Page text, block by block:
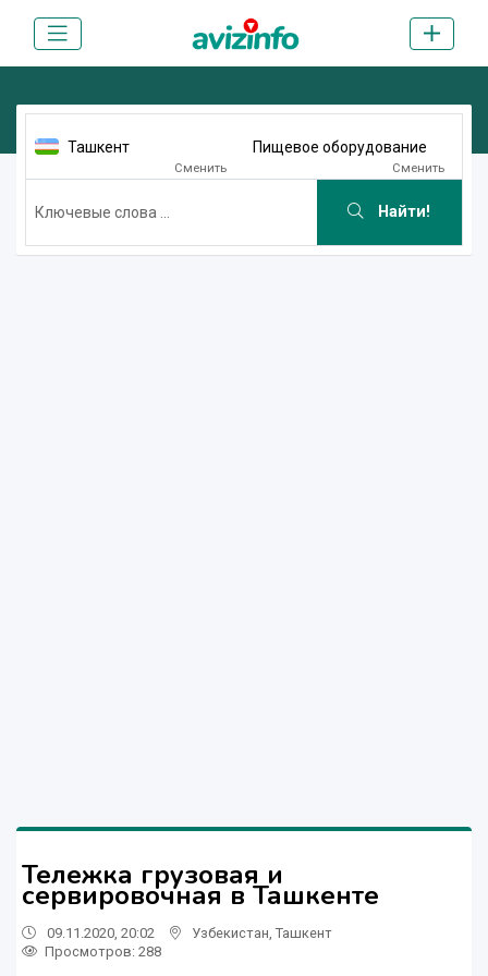
Ташкент
Сменить
Пищевое оборудование
Сменить
Найти!
Тележка грузовая и
сервировочная в Ташкенте
09.11.2020, 20:02 Узбекистан Ташкент
Просмотров: 288